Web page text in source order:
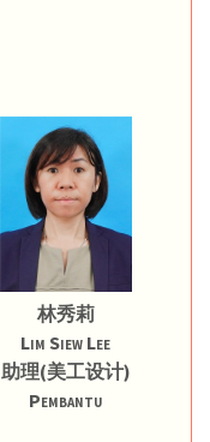
林秀莉
Lim Siew Lee
助理(美工设计)
Pembantu